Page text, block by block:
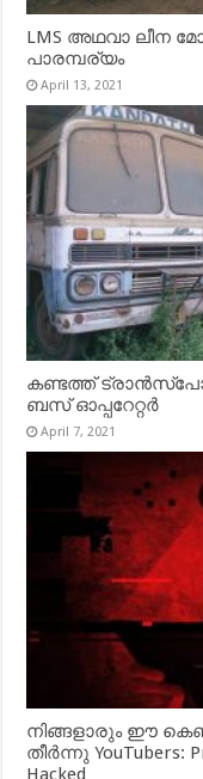
LMS അഥവാ ലീന
പാരമ്പര്യം
April 13, 2021
കണ്ടത്ത്
ബസ് ഓപ്പറേറ്റർ
April 7, 2021
നിങ്ങളാരും ഈ
തീർന്നു YouTubers:
Hacked